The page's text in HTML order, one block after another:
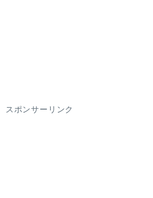
スポンサーリンク